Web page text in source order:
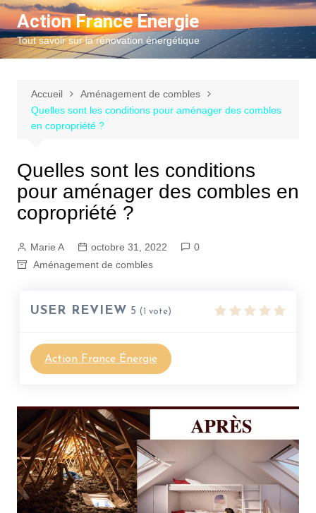
Aller
au
contenu
Action France Energie
Tout savoir sur la rénovation énergétique
Accueil
Aménagement de combles
Quelles sont les conditions pour aménager des combles
en copropriété ?
Quelles sont les conditions
pour aménager des combles en
copropriété ?
Marie A octobre 31, 2022
0
Aménagement de combles
USER REVIEW 5 ( 1 vote)
Action France Énergie